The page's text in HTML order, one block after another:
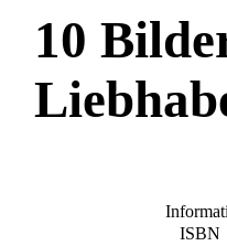
10
ISBN